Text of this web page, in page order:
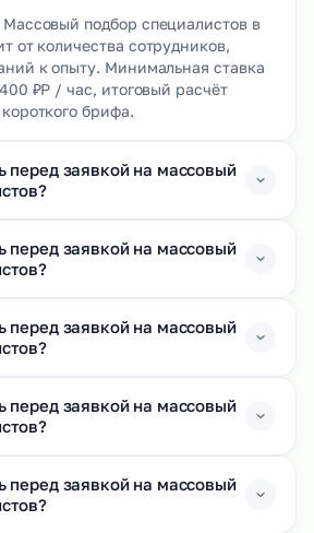
Массовый подбор специалистов в
от количества сотрудников,
к опыту. Минимальная ставка
₽Р / час, итоговый расчёт
брифа.
перед заявкой на массовый
перед заявкой на массовый
перед заявкой на массовый
перед заявкой на массовый
перед заявкой на массовый